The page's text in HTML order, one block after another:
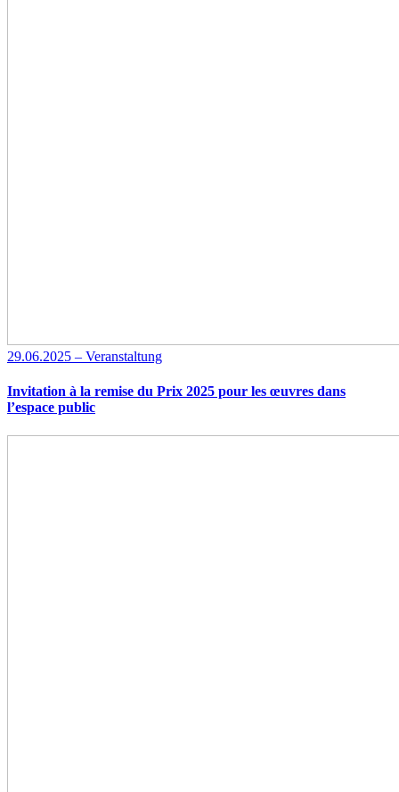
29.06.2025 – Veranstaltung
Invitation à la remise du Prix 2025 pour les œuvres dans
l’espace public